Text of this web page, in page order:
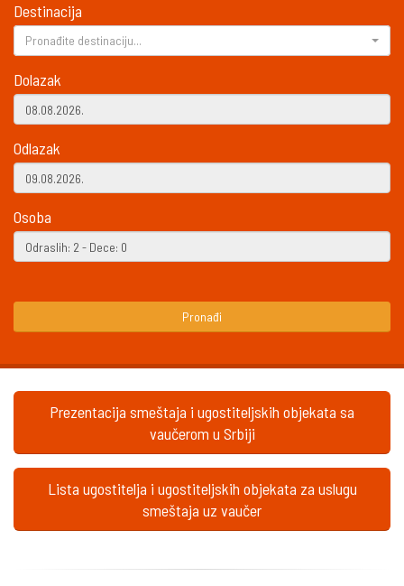
Destinacija
Pronađite destinaciju...
Dolazak
Odlazak
Osoba
Pronađi
Prezentacija smeštaja i ugostiteljskih objekata sa
vaučerom u Srbiji
Lista ugostitelja i ugostiteljskih objekata za uslugu
smeštaja uz vaučer